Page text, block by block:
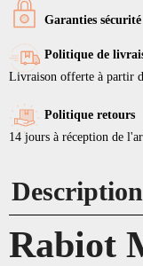
Garanties sécurité
Politique de
Livraison offerte à partir
Politique retours
14 jours à réception de
Description
Rabiot